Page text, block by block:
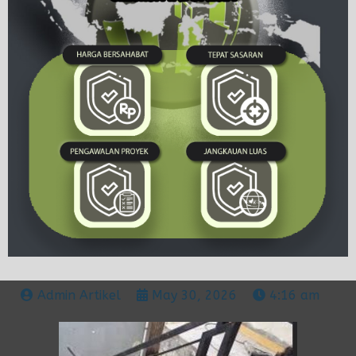
Admin Artikel May 30, 2026 4:16 am